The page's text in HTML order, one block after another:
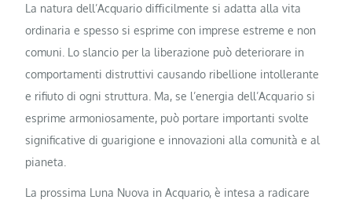
La natura dell’Acquario difficilmente si adatta alla vita
ordinaria e spesso si esprime con imprese estreme e non
comuni. Lo slancio per la liberazione può deteriorare in
comportamenti distruttivi causando ribellione intollerante
e rifiuto di ogni struttura. Ma, se l’energia dell’Acquario si
esprime armoniosamente, può portare importanti svolte
significative di guarigione e innovazioni alla comunità e al
pianeta.
La prossima Luna Nuova in Acquario, è intesa a radicare